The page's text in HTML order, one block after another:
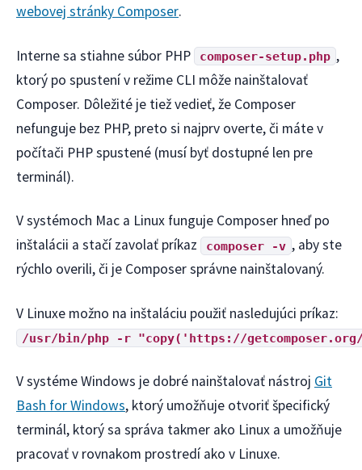
webovej stránky Composer.
Interne sa stiahne súbor PHP composer-setup.php ,
ktorý po spustení v režime CLI môže nainštalovať
Composer. Dôležité je tiež vedieť, že Composer
nefunguje bez PHP, preto si najprv overte, či máte v
počítači PHP spustené (musí byť dostupné len pre
terminál).
V systémoch Mac a Linux funguje Composer hneď po
inštalácii a stačí zavolať príkaz
composer -v , aby ste
rýchlo overili, či je Composer správne nainštalovaný.
V Linuxe možno na inštaláciu použiť nasledujúci príkaz:
/usr/bin/php -r "copy('https://
V systéme Windows je dobré nainštalovať nástroj Git
Bash for Windows, ktorý umožňuje otvoriť špecifický
terminál, ktorý sa správa takmer ako Linux a umožňuje
pracovať v rovnakom prostredí ako v Linuxe.